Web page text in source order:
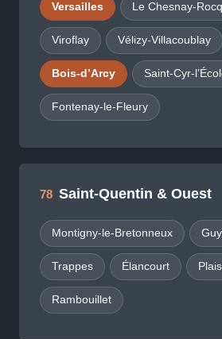
Versailles Le Chesnay-
Viroflay Vélizy-Villacoublay
Bois-d’Arcy Saint-Cyr-
Fontenay-le-Fleury
78 Saint-Quentin & Ouest
Montigny-le-Bretonneux
Trappes Élancourt
Rambouillet